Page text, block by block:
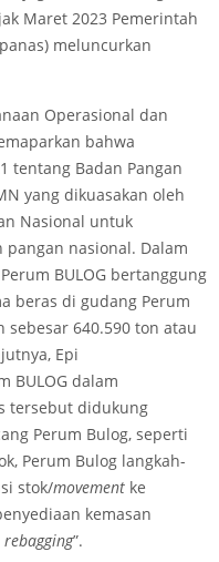
Maret 2023 Pemerintah
meluncurkan
Operasional dan
bahwa
tentang Badan Pangan
yang dikuasakan oleh
Nasional untuk
pangan nasional. Dalam
BULOG bertanggung
beras di gudang Perum
sebesar 640.590 ton atau
Epi
BULOG dalam
tersebut didukung
Perum Bulog, seperti
Perum Bulog langkah-
stok/movement ke
kemasan
rebagging”.